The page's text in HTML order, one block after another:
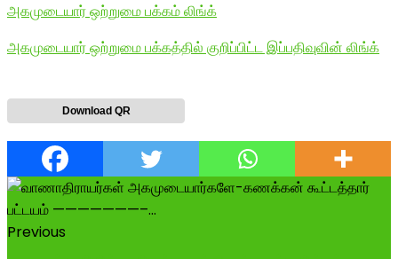
அகமுடையார் ஒற்றுமை பக்கம் லிங்க்
அகமுடையார் ஒற்றுமை பக்கத்தில் குறிப்பிட்ட இப்பதிவுவின் லிங்க்
Download QR
Previous